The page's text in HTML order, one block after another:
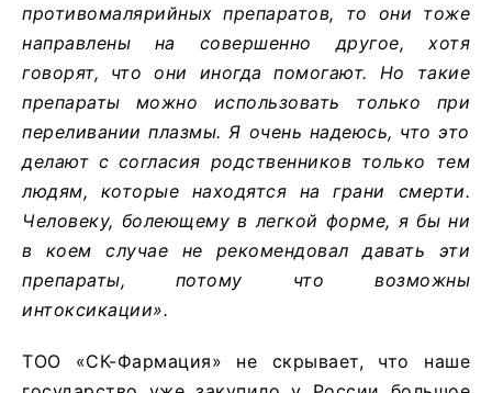
противомалярийных препаратов, то они тоже
направлены на совершенно другое, хотя
говорят, что они иногда помогают. Но такие
препараты можно использовать только при
переливании плазмы. Я очень надеюсь, что это
делают с согласия родственников только тем
людям, которые находятся на грани смерти.
Человеку, болеющему в легкой форме, я бы ни
в коем случае не рекомендовал давать эти
препараты, потому что возможны
интоксикации».
ТОО «СК-Фармация» не скрывает, что наше